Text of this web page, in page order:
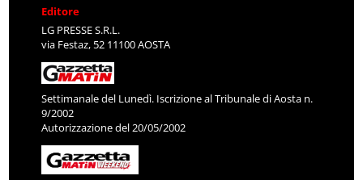
Editore
LG PRESSE S.R.L.
via Festaz, 52 11100 AOSTA
Settimanale del Lunedì. Iscrizione al Tribunale di Aosta n.
9/2002
Autorizzazione del 20/05/2002